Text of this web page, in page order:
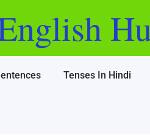
Tenses In Hindi